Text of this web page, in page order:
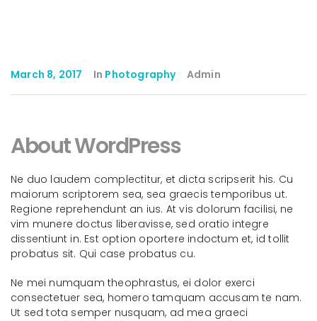
March 8, 2017 In Photography Admin
About WordPress
Ne duo laudem complectitur, et dicta scripserit his. Cu
maiorum scriptorem sea, sea graecis temporibus ut.
Regione reprehendunt an ius. At vis dolorum facilisi, ne
vim munere doctus liberavisse, sed oratio integre
dissentiunt in. Est option oportere indoctum et, id tollit
probatus sit. Qui case probatus cu.
Ne mei numquam theophrastus, ei dolor exerci
consectetuer sea, homero tamquam accusam te nam.
Ut sed tota semper nusquam, ad mea graeci